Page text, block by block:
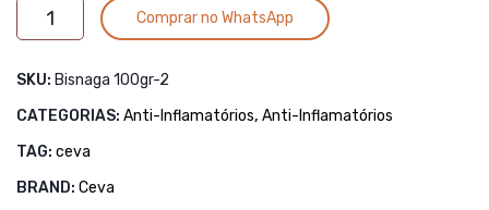
NGF-
5
quantidade
Comprar no WhatsApp
SKU: Bisnaga 100gr-2
CATEGORIAS: Anti-Inflamatórios, Anti-Inflamatórios
TAG: ceva
BRAND: Ceva